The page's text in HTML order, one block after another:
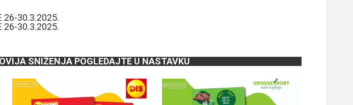
SNIŽENJA POGLEDAJTE U NASTAVKU